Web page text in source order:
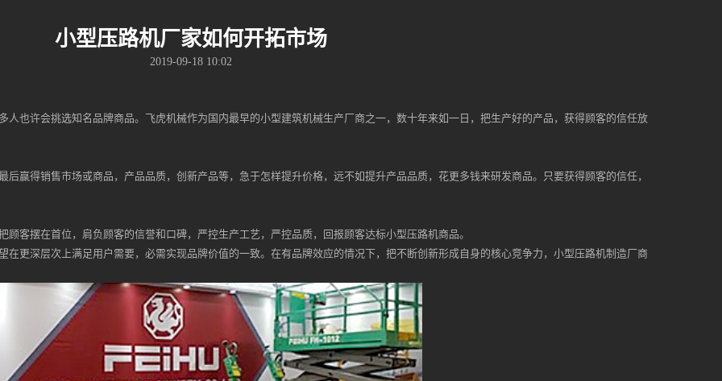
小型压路机厂家如何开拓市场
2019-09-18 10:02
也许会挑选知名品牌商品。飞虎机械作为国内最早的小型建筑机械生产厂商之一，数十年来如一日，把生产好的产品，获得顾客的信任放
赢得销售市场或商品，产品品质，创新产品等，急于怎样提升价格，远不如提升产品品质，花更多钱来研发商品。只要获得顾客的信任，
客摆在首位，肩负顾客的信誉和口碑，严控生产工艺，严控品质，回报顾客达标小型压路机商品。
更深层次上满足用户需要，必需实现品牌价值的一致。在有品牌效应的情况下，把不断创新形成自身的核心竞争力，小型压路机制造厂商